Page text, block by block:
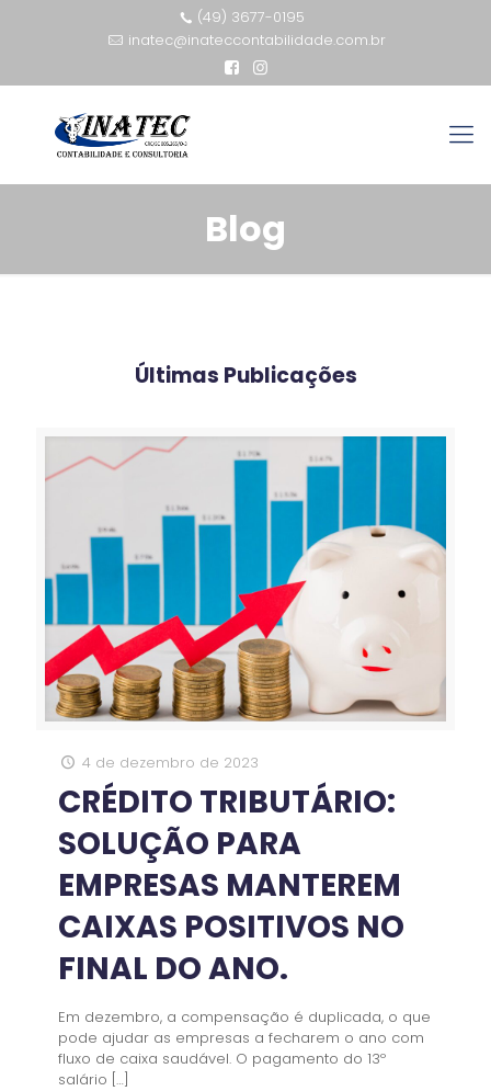
(49) 3677-0195
inatec@inateccontabilidade.com.br
Blog
Últimas Publicações
4 de dezembro de 2023
CRÉDITO TRIBUTÁRIO:
SOLUÇÃO PARA
EMPRESAS MANTEREM
CAIXAS POSITIVOS NO
FINAL DO ANO.
Em dezembro, a compensação é duplicada, o que
pode ajudar as empresas a fecharem o ano com
fluxo de caixa saudável. O pagamento do 13º
salário […]